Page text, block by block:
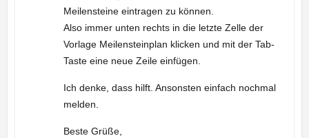
Meilensteine eintragen zu können.
Also immer unten rechts in die letzte Zelle der
Vorlage Meilensteinplan klicken und mit der Tab-
Taste eine neue Zeile einfügen.
Ich denke, dass hilft. Ansonsten einfach nochmal
melden.
Beste Grüße,